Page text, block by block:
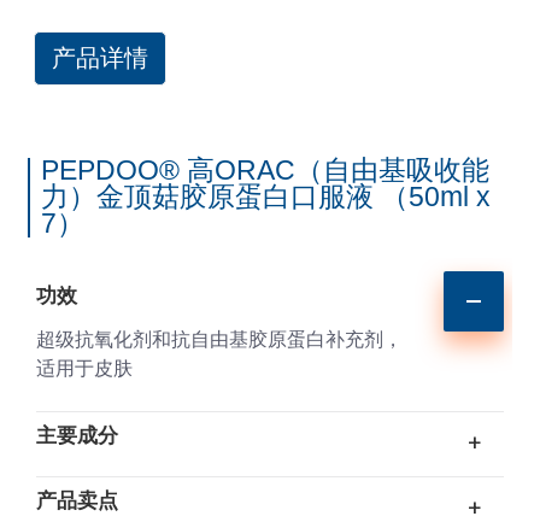
产品详情
PEPDOO® 高ORAC（自由基吸收能
力）金顶菇胶原蛋白口服液 （50ml x
7）
功效
超级抗氧化剂和抗自由基胶原蛋白补充剂，
适用于皮肤
主要成分 +
产品卖点 +